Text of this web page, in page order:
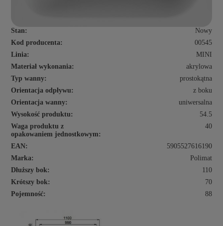
Stan:
Nowy
Kod producenta:
00545
Linia:
MINI
Materiał wykonania:
akrylowa
Typ wanny:
prostokątna
Orientacja odpływu:
z boku
Orientacja wanny:
uniwersalna
Wysokość produktu:
54.5
Waga produktu z
opakowaniem jednostkowym:
40
EAN:
5905527616190
Marka:
Polimat
Dłuższy bok:
110
Krótszy bok:
70
Pojemność:
88